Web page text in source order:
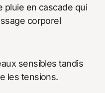
pluie en cascade qui
corporel
sensibles tandis
les tensions.